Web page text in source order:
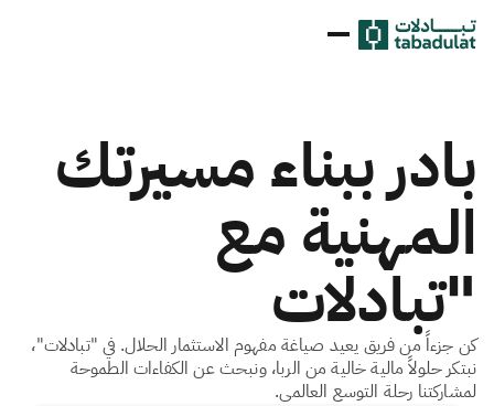
بادر ببناء مسيرتك
المهنية مع
"تبادلات
كن جزءاً من فريق يعيد صياغة مفهوم الاستثمار الحلال. في "تبادلات"،
نبتكر حلولاً مالية خالية من الربا، ونبحث عن الكفاءات الطموحة
لمشاركتنا رحلة التوسع العالمي.